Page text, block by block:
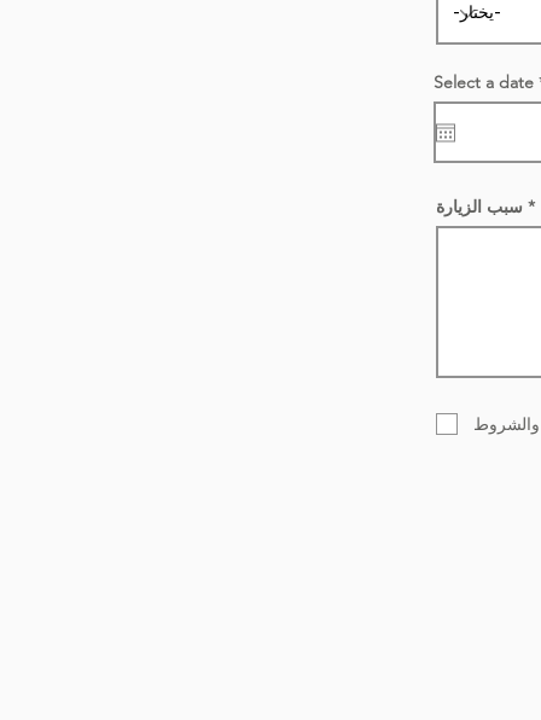
Select a date
سبب الزيارة
والشروط